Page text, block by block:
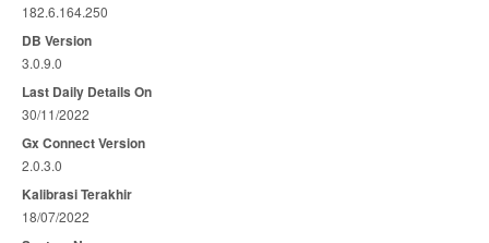
182.6.164.250
DB Version
3.0.9.0
Last Daily Details On
30/11/2022
Gx Connect Version
2.0.3.0
Kalibrasi Terakhir
18/07/2022